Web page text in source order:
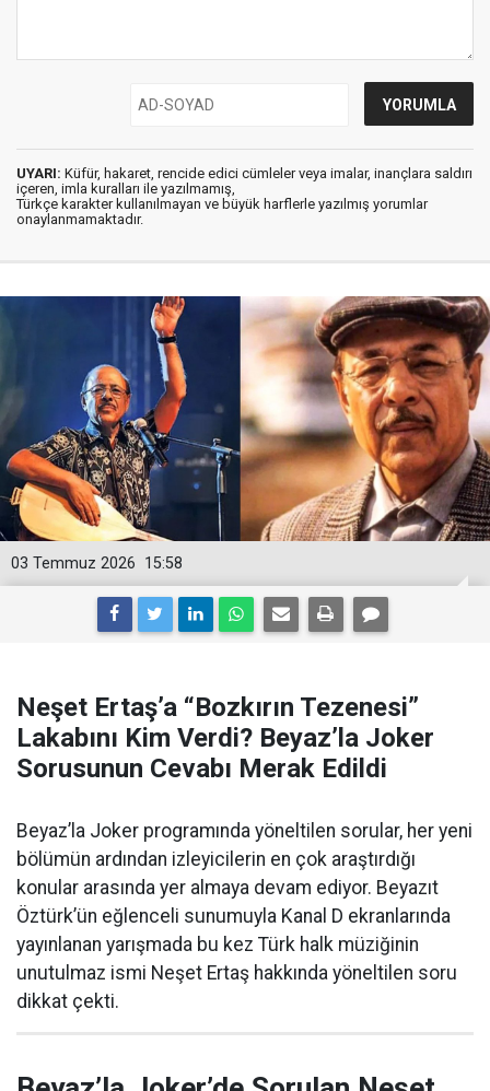
UYARI: Küfür, hakaret, rencide edici cümleler veya imalar, inançlara saldırı
içeren, imla kuralları ile yazılmamış,
Türkçe karakter kullanılmayan ve büyük harflerle yazılmış yorumlar
onaylanmamaktadır.
15:58
03 Temmuz 2026
Neşet Ertaş’a “Bozkırın Tezenesi”
Lakabını Kim Verdi? Beyaz’la Joker
Sorusunun Cevabı Merak Edildi
Beyaz’la Joker programında yöneltilen sorular, her yeni
bölümün ardından izleyicilerin en çok araştırdığı
konular arasında yer almaya devam ediyor. Beyazıt
Öztürk’ün eğlenceli sunumuyla Kanal D ekranlarında
yayınlanan yarışmada bu kez Türk halk müziğinin
unutulmaz ismi Neşet Ertaş hakkında yöneltilen soru
dikkat çekti.